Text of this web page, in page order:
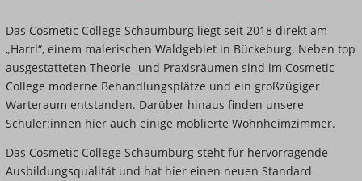
Das Cosmetic College Schaumburg liegt seit 2018 direkt am
„Harrl“, einem malerischen Waldgebiet in Bückeburg. Neben top
ausgestatteten Theorie- und Praxisräumen sind im Cosmetic
College moderne Behandlungsplätze und ein großzügiger
Warteraum entstanden. Darüber hinaus finden unsere
Schüler:innen hier auch einige möblierte Wohnheimzimmer.
Das Cosmetic College Schaumburg steht für hervorragende
Ausbildungsqualität und hat hier einen neuen Standard